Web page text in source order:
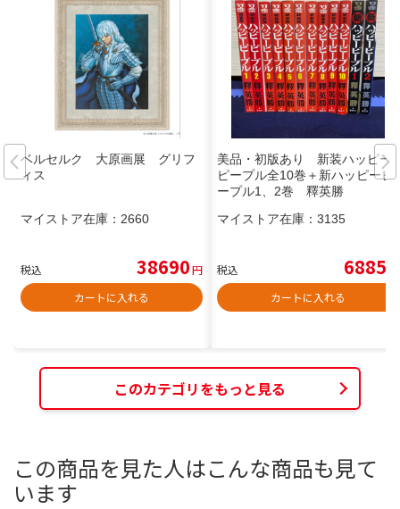
ベルセルク 大原画展 グリフ
ィス
マイストア在庫： 2660
税込 38690円
カートに入れる
美品・初版あり 新装ハッピー
ピープル全10巻＋新ハッピーピ
ープル1、2巻 釋英勝
マイストア在庫： 3135
税込 6885
カートに入れる
このカテゴリをもっと見る
この商品を見た人はこんな商品も見て
います